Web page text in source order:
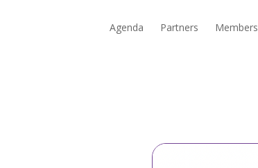
Agenda Partners Members